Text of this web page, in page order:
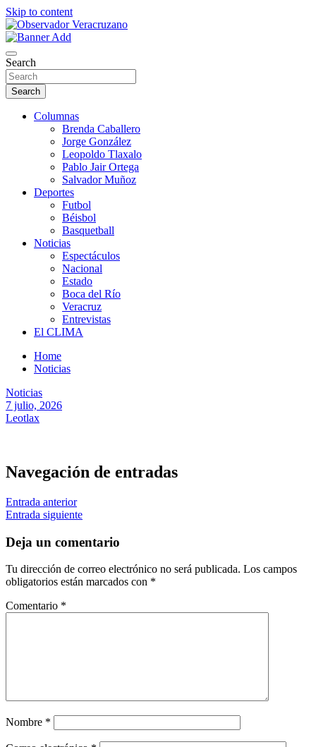
Skip to content
Observador Veracruzano
Search
Search
Columnas
Brenda Caballero
Jorge González
Leopoldo Tlaxalo
Pablo Jair Ortega
Salvador Muñoz
Deportes
Futbol
Béisbol
Basquetball
Noticias
Espectáculos
Nacional
Estado
Boca del Río
Veracruz
Entrevistas
El CLIMA
Home
Noticias
Noticias
7 julio, 2026
Leotlax
Navegación de entradas
Entrada anterior
Entrada siguiente
Deja un comentario
Tu dirección de correo electrónico no será publicada. Los campos
obligatorios están marcados con *
Comentario *
Nombre *